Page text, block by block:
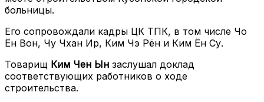
больницы.
Его сопровождали кадры ЦК ТПК, в том числе Чо
Ён Вон, Чу Чхан Ир, Ким Чэ Рён и Ким Ён Су.
Товарищ Ким Чен Ын заслушал доклад
соответствующих работников о ходе
строительства.